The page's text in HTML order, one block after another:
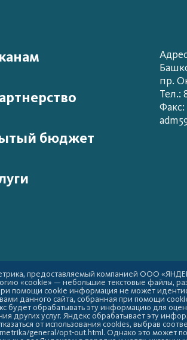
бюджет
пр.
Тел.:
Факс:
предоставляемый компанией ООО
«cookie» — небольшие текстовые файлы,
при помощи cookie информация не может
данного сайта, собранная при помощи
обрабатывать эту информацию для
других услуг. Яндекс обрабатывает эту
от использования cookies, выбрав
general/opt-out.html. Однако это может